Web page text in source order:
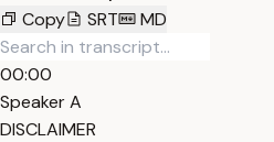
Copy
SRT MD
00:00
Speaker A
DISCLAIMER